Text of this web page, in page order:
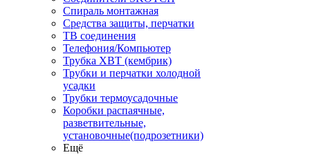
Спираль монтажная
Средства защиты, перчатки
ТВ соединения
Телефония/Компьютер
Трубка ХВТ (кембрик)
Трубки и перчатки холодной
усадки
Трубки термоусадочные
Коробки распаячные,
разветвительные,
установочные(подрозетники)
Ещё